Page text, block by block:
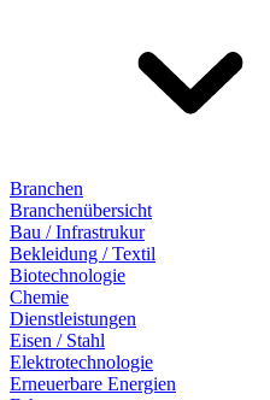
Branchen
Branchenübersicht
Bau / Infrastrukur
Bekleidung / Textil
Biotechnologie
Chemie
Dienstleistungen
Eisen / Stahl
Elektrotechnologie
Erneuerbare Energien